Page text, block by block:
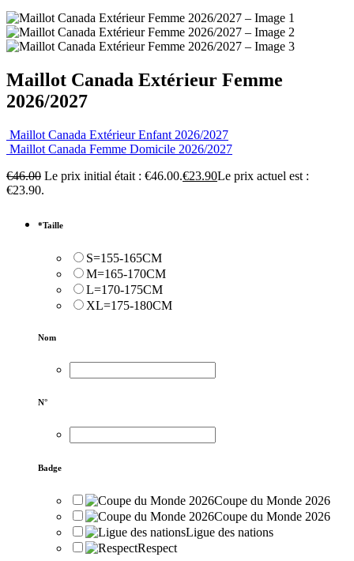
Maillot Canada Extérieur Femme
2026/2027
Maillot Canada Extérieur Enfant 2026/2027
Maillot Canada Femme Domicile 2026/2027
€46.00 Le prix initial était : €46.00.€23.90Le prix actuel est :
€23.90.
*Taille
S=155-165CM
M=165-170CM
L=170-175CM
XL=175-180CM
Nom
N°
Badge
Coupe du Monde 2026
Coupe du Monde 2026
Ligue des nations
Respect